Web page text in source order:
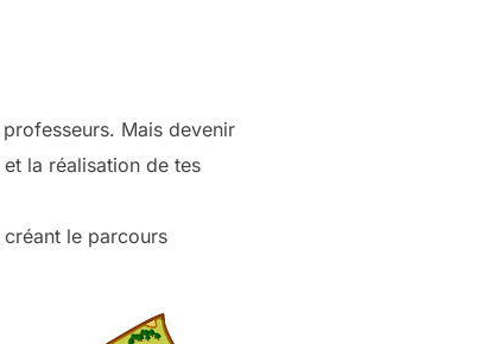
Mais devenir
la réalisation de tes
le parcours